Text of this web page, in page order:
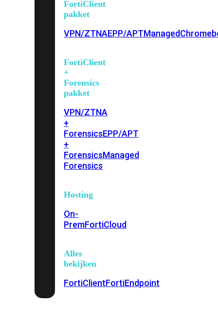
FortiClient
pakket
VPN/ZTNAEPP/APTManaged
FortiClient
+
Forensics
pakket
VPN/ZTNA
+
ForensicsEPP/APT
+
ForensicsManaged
Forensics
Hosting
On-
PremFortiCloud
Alles
bekijken
FortiClientFortiEndpoint